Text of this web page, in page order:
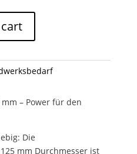
– Power für den
Die
mm Durchmesser ist